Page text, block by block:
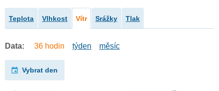
Teplota Vlhkost Vítr Srážky Tlak
Data: 36 hodin týden měsíc
Vybrat den